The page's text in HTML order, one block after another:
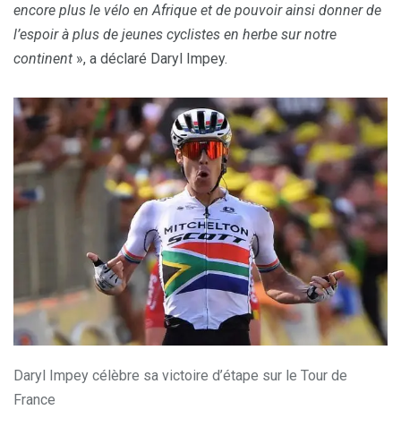
encore plus le vélo en Afrique et de pouvoir ainsi donner de
l’espoir à plus de jeunes cyclistes en herbe sur notre
continent », a déclaré Daryl Impey.
Daryl Impey célèbre sa victoire d’étape sur le Tour de
France